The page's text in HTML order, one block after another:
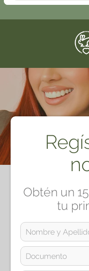
Obtén un
tu